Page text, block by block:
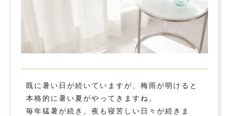
既に暑い日が続いていますが、梅雨が明けると
本格的に暑い夏がやってきますね。
毎年猛暑が続き、夜も寝苦しい日々が続きま